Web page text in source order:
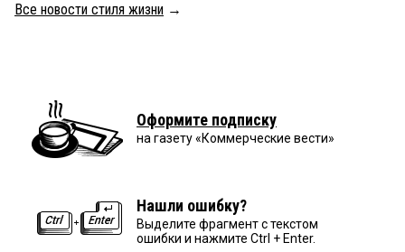
Все новости стиля жизни →
Оформите подписку
на газету «Коммерческие вести»
Нашли ошибку?
Выделите фрагмент с текстом
ошибки и нажмите Ctrl + Enter.